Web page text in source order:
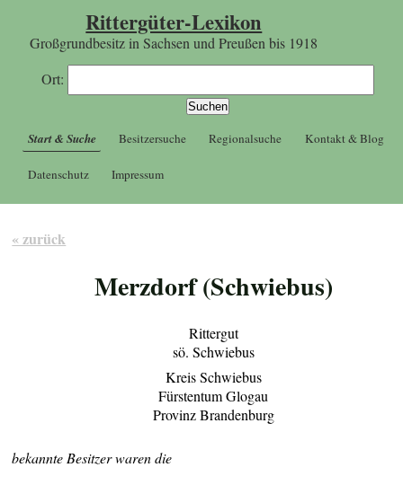
Rittergüter-Lexikon
Großgrundbesitz in Sachsen und Preußen bis 1918
Ort:
Start & Suche Besitzersuche Regionalsuche Kontakt & Blog
Datenschutz Impressum
« zurück
Merzdorf (Schwiebus)
Rittergut
sö. Schwiebus
Kreis Schwiebus
Fürstentum Glogau
Provinz Brandenburg
bekannte Besitzer waren die